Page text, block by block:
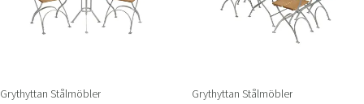
Grythyttan Stålmöbler Grythyttan Stålmöbler